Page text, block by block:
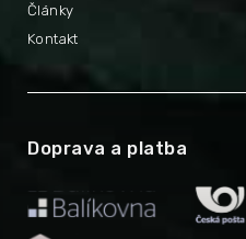
Články
Kontakt
Doprava a platba